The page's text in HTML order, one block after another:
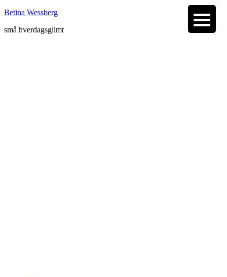
Betina Wessberg
små hverdagsglimt